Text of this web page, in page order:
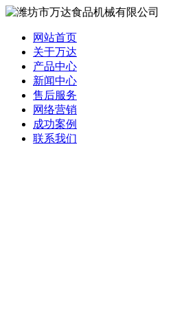
网站首页
关于万达
产品中心
新闻中心
售后服务
网络营销
成功案例
联系我们